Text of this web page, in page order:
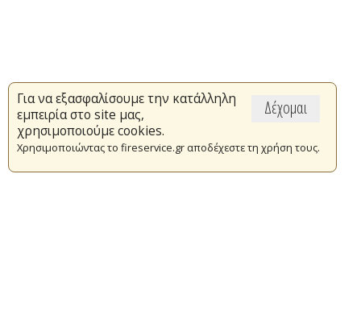
Δέχομαι
Για να εξασφαλίσουμε την κατάλληλη
εμπειρία στο site μας,
χρησιμοποιούμε cookies.
Χρησιμοποιώντας το fireservice.gr αποδέχεστε τη χρήση τους.